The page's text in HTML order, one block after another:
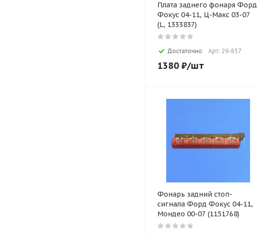
Плата заднего фонаря Форд
Фокус 04-11, Ц-Макс 03-07
(L, 1333837)
Достаточно Арт: 29-837
1380 ₽/шт
Фонарь задний стоп-
сигнала Форд Фокус 04-11,
Мондео 00-07 (1151768)